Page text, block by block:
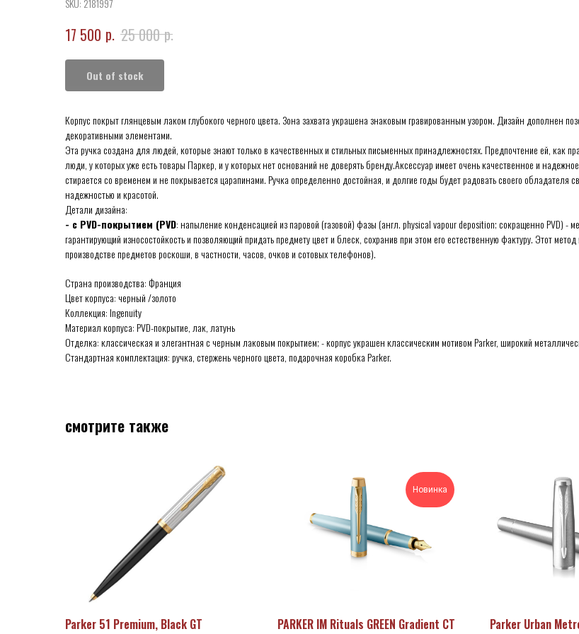
SKU: 2181997
17 500 р. 25 000 р.
Out of stock
Корпус покрыт глянцевым лаком глубокого черного цвета. Зона захвата украшена знаковым гравированным узором. Дизайн дополнен
декоративными элементами.
Эта ручка создана для людей, которые знают только в качественных и стильных письменных принадлежностях. Предпочтение ей, как
люди, у которых уже есть товары Паркер, и у которых нет оснований не доверять бренду.Аксессуар имеет очень качественное и
стирается со временем и не покрывается царапинами. Ручка определенно достойная, и долгие годы будет радовать своего обладателя
надежностью и красотой.
Детали дизайна:
- с PVD-покрытием (PVD: напыление конденсацией из паровой (газовой) фазы (англ. physical vapour deposition; сокращенно PVD) -
гарантирующий износостойкость и позволяющий придать предмету цвет и блеск, сохранив при этом его естественную фактуру. Этот метод
производстве предметов роскоши, в частности, часов, очков и сотовых телефонов).
Страна производства: Франция
Цвет корпуса: черный /золото
Коллекция: Ingenuity
Материал корпуса: PVD-покрытие, лак, латунь
Отделка: классическая и элегантная с черным лаковым покрытием; - корпус украшен классическим мотивом Parker, широкий
Стандартная комплектация: ручка, стержень черного цвета, подарочная коробка Parker.
смотрите также
Parker 51 Premium, Black GT
Новинка
PARKER IM Rituals GREEN Gradient CT Parker Urban